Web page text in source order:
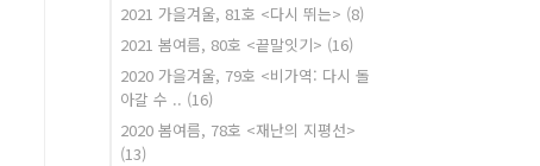
2021 가을겨울, 81호 <다시 뛰는> (8)
2021 봄여름, 80호 <끝말잇기> (16)
2020 가을겨울, 79호 <비가역: 다시 돌
아갈 수 .. (16)
2020 봄여름, 78호 <재난의 지평선>
(13)